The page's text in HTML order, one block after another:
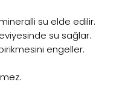
su elde edilir.
su sağlar.
engeller.